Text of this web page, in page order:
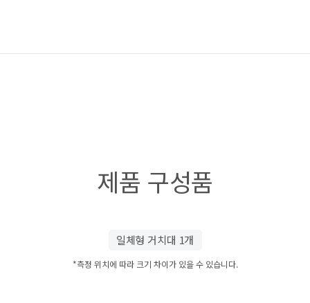
제품 구성품
일체형 거치대 1개
*측정 위치에 따라 크기 차이가 있을 수 있습니다.